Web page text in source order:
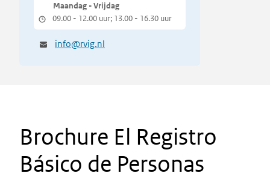
Maandag - Vrijdag
09.00 - 12.00 uur; 13.00 - 16.30 uur
info@rvig.nl
Brochure El Registro
Básico de Personas